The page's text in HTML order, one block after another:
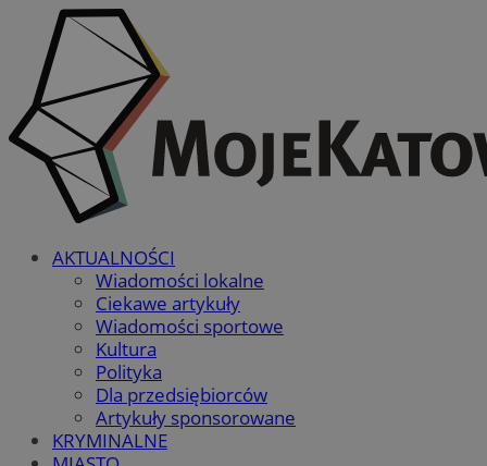
AKTUALNOŚCI
Wiadomości lokalne
Ciekawe artykuły
Wiadomości sportowe
Kultura
Polityka
Dla przedsiębiorców
Artykuły sponsorowane
KRYMINALNE